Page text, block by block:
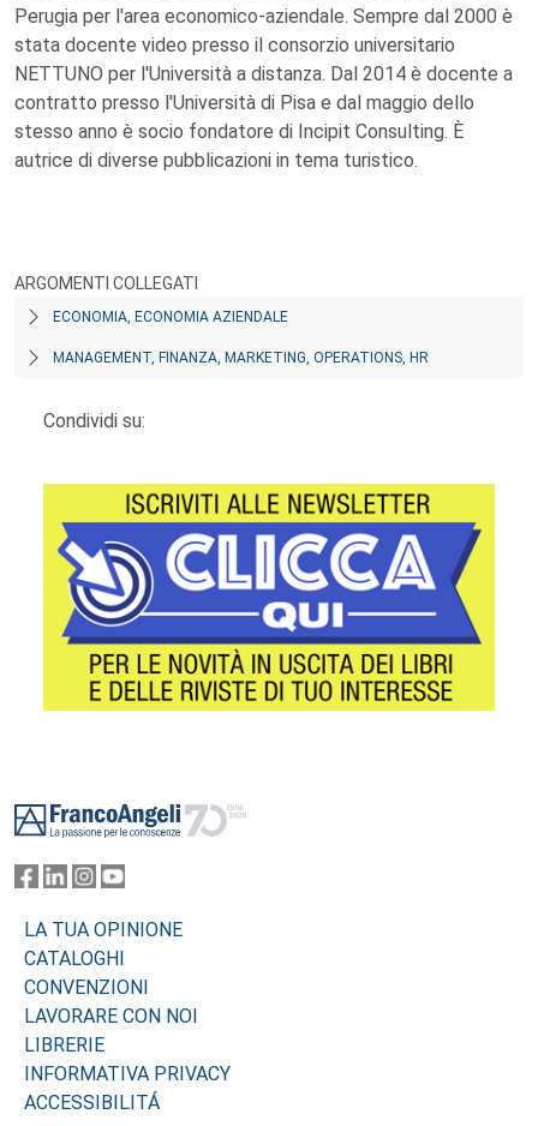
Perugia per l'area economico-aziendale. Sempre dal 2000 è
stata docente video presso il consorzio universitario
NETTUNO per l'Università a distanza. Dal 2014 è docente a
contratto presso l'Università di Pisa e dal maggio dello
stesso anno è socio fondatore di Incipit Consulting. È
autrice di diverse pubblicazioni in tema turistico.
ARGOMENTI COLLEGATI
ECONOMIA, ECONOMIA AZIENDALE
MANAGEMENT, FINANZA, MARKETING, OPERATIONS, HR
Condividi su:
LA TUA OPINIONE
CATALOGHI
CONVENZIONI
LAVORARE CON NOI
LIBRERIE
INFORMATIVA PRIVACY
ACCESSIBILITÁ